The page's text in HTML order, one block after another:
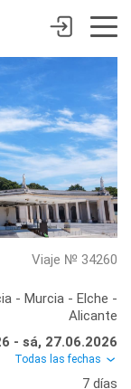
Viaje № 34260
- Murcia - Elche -
Alicante
- sá, 27.06.2026
Todas las fechas
7 días